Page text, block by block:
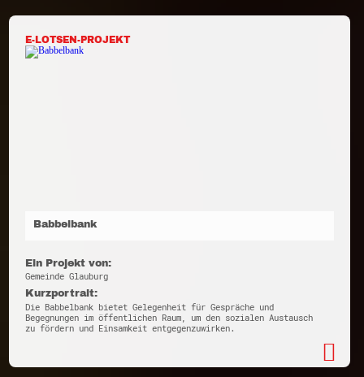
E-LOTSEN-PROJEKT
Babbelbank
Ein Projekt von:
Gemeinde Glauburg
Kurzportrait:
Die Babbelbank bietet Gelegenheit für Gespräche und
Begegnungen im öffentlichen Raum, um den sozialen Austausch
zu fördern und Einsamkeit entgegenzuwirken.